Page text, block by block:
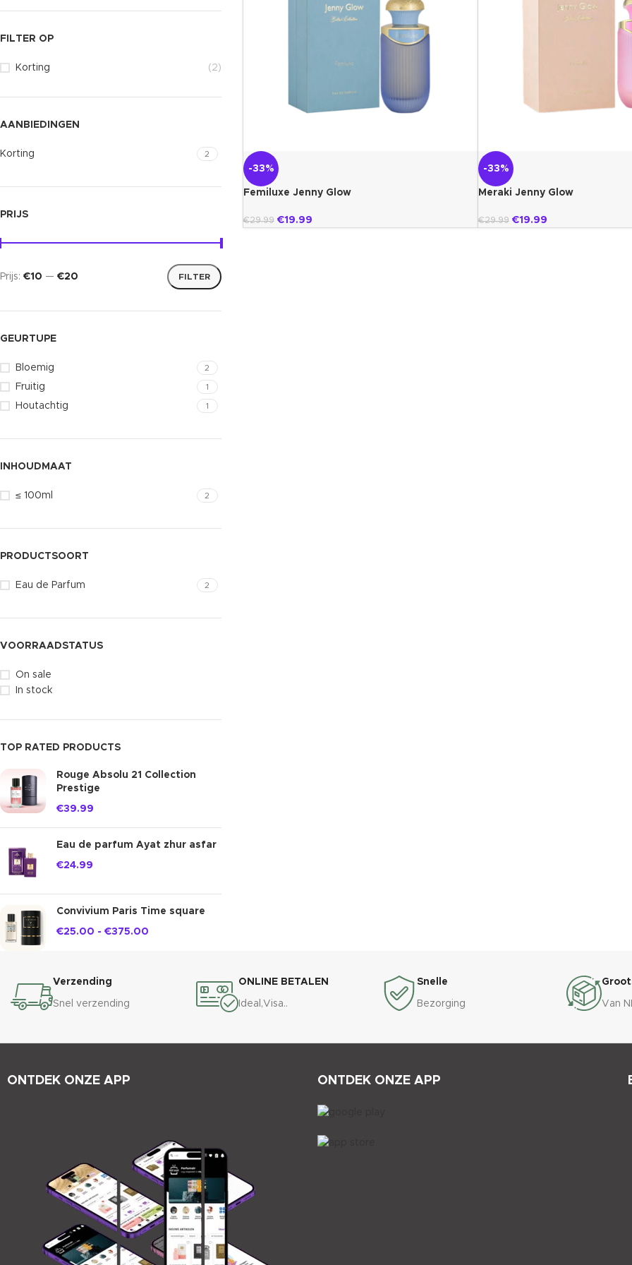
FILTER OP
Korting (2)
AANBIEDINGEN
Korting 2
PRIJS
FILTER
Prijs: €10 — €20
GEURTUPE
Bloemig 2
Fruitig 1
Houtachtig 1
INHOUDMAAT
≤ 100ml 2
PRODUCTSOORT
Eau de Parfum 2
VOORRAADSTATUS
On sale
In stock
TOP RATED PRODUCTS
Rouge Absolu 21 Collection
Prestige
€39.99
Eau de parfum Ayat zhur asfar
€24.99
Convivium Paris Time square
€25.00 - €375.00
-33%
Femiluxe Jenny Glow
€29.99 €19.99
-33%
Meraki Jenny Glow
€29.99 €19.99
Verzending
Snel verzending
ONLINE BETALEN
Ideal,Visa..
Snelle
Bezorging Van
ONTDEK ONZE APP ONTDEK ONZE APP